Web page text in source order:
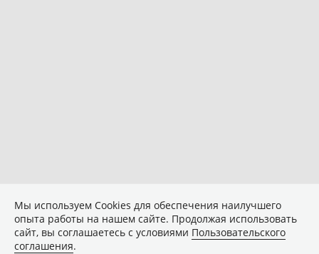
Мы используем Сookies для обеспечения наилучшего
опыта работы на нашем сайте. Продолжая использовать
сайт, вы соглашаетесь с условиями Пользовательского
соглашения.